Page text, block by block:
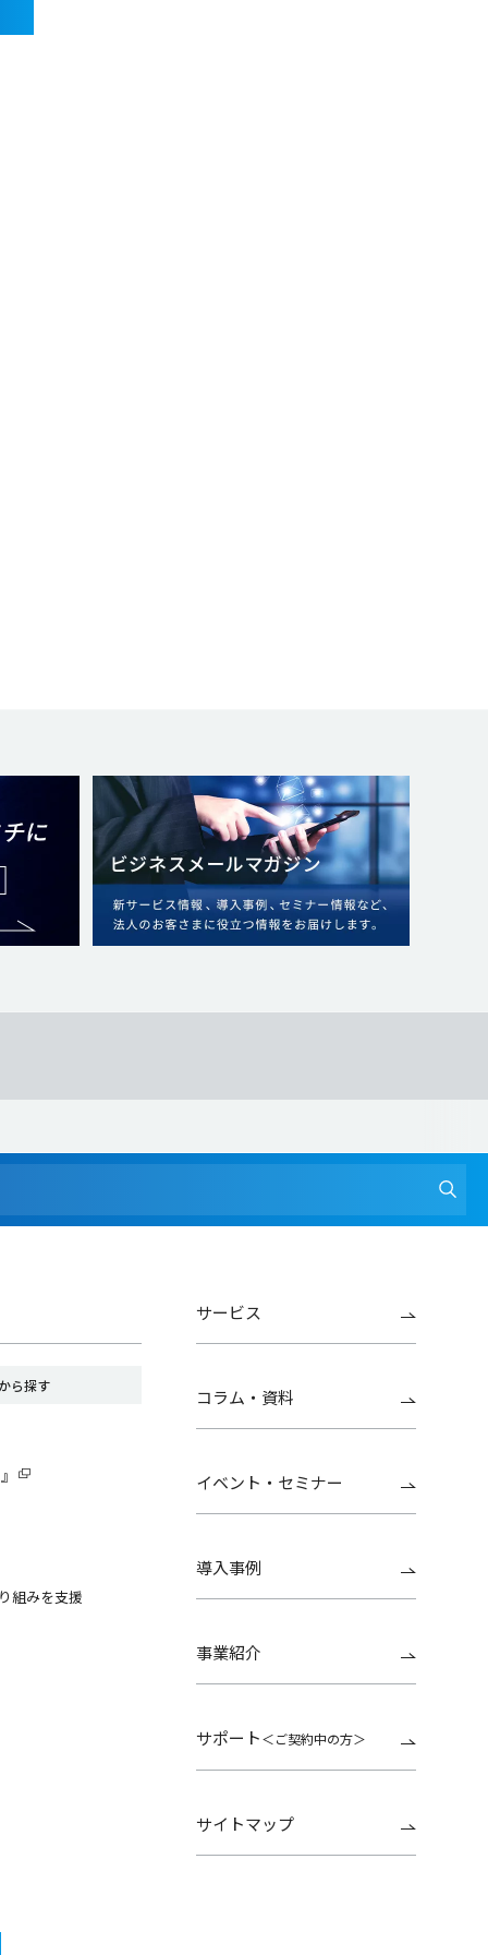
ら探す
組みを支援
サービス
コラム・資料
イベント・セミナー
導入事例
事業紹介
サポート＜ご契約中の方＞
サイトマップ